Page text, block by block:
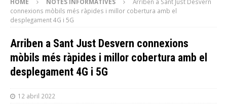
HOME NOTES INFORMATIVES
Arriben a Sant Just Desvern
connexions mòbils més ràpides i millor cobertura amb el
desplegament 4G i 5G
Arriben a Sant Just Desvern connexions
mòbils més ràpides i millor cobertura amb el
desplegament 4G i 5G
12 abril 2022